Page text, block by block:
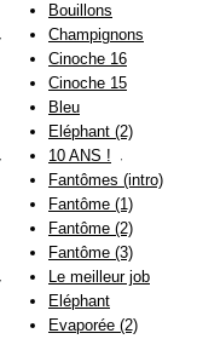
Bouillons
Champignons
Cinoche 16
Cinoche 15
Bleu
Eléphant (2)
10 ANS !
Fantômes (intro)
Fantôme (1)
Fantôme (2)
Fantôme (3)
Le meilleur job
Eléphant
Evaporée (2)